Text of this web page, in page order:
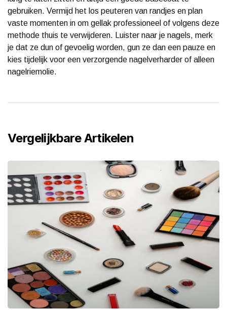
gebruiken. Vermijd het los peuteren van randjes en plan
vaste momenten in om gellak professioneel of volgens deze
methode thuis te verwijderen. Luister naar je nagels, merk
je dat ze dun of gevoelig worden, gun ze dan een pauze en
kies tijdelijk voor een verzorgende nagelverharder of alleen
nagelriemolie.
Vergelijkbare Artikelen